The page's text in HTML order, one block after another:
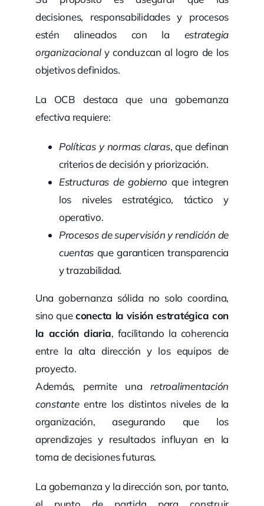
decisiones, responsabilidades y procesos
estén alineados con la estrategia
organizacionaly conduzcan al logro de los
objetivos definidos.
La OCB destaca que una gobernanza
efectiva requiere:
Políticas y normas claras, que definan
criterios de decisión y priorización.
Estructuras de gobierno que integren
los niveles estratégico, táctico y
operativo.
Procesos de supervisión y rendición de
cuentas que garanticen transparencia
y trazabilidad.
Una gobernanza sólida no solo coordina,
sino queconecta la visión estratégica con
la acción diaria, facilitando la coherencia
entre la alta dirección y los equipos de
proyecto.
Además, permite unaretroalimentación
constanteentre los distintos niveles de la
organización, asegurando que los
aprendizajes y resultados influyan en la
toma de decisiones futuras.
La gobernanza y la dirección son, por tanto,